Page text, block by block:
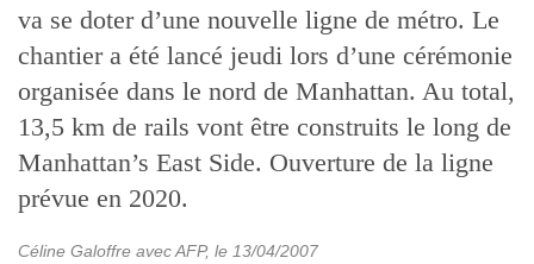
va se doter d’une nouvelle ligne de métro. Le
chantier a été lancé jeudi lors d’une cérémonie
organisée dans le nord de Manhattan. Au total,
13,5 km de rails vont être construits le long de
Manhattan’s East Side. Ouverture de la ligne
prévue en 2020.
Céline Galoffre avec AFP, le 13/04/2007